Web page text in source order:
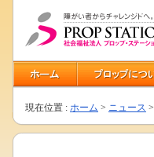
現在位置 : ホーム > ニュース >